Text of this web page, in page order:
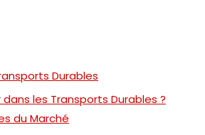
Durables
les Transports Durables ?
du Marché